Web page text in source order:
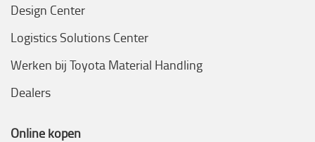
Design Center
Logistics Solutions Center
Werken bij Toyota Material Handling
Dealers
Online kopen